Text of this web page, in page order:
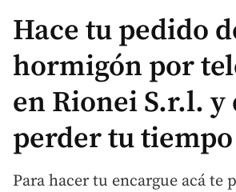
Hace tu pedido
hormigón por
en Rionei S.r.l. y
perder tu tiempo
Para hacer tu encargue acá te